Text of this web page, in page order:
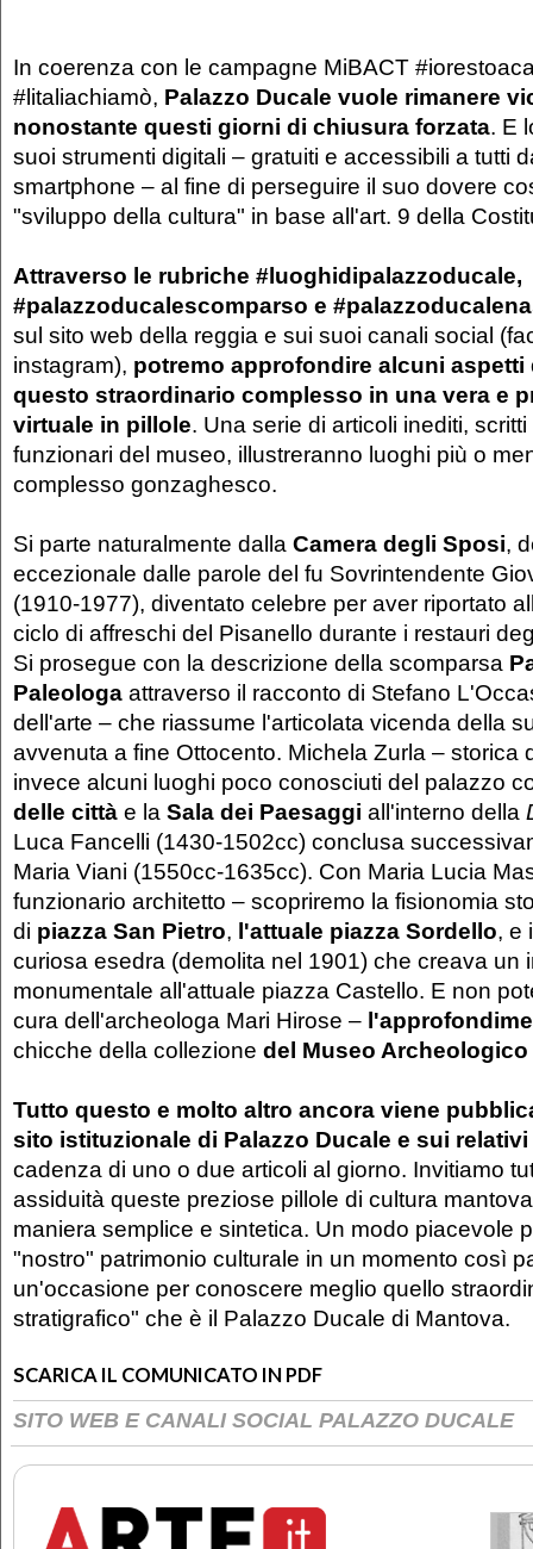
In coerenza con le campagne MiBACT
#litaliachiamò, Palazzo Ducale vuole rimanere
nonostante questi giorni di chiusura forzata. E
suoi strumenti digitali – gratuiti e accessibili a tutti
smartphone – al fine di perseguire il suo dovere
"sviluppo della cultura" in base all'art. 9 della
Attraverso le rubriche #luoghidipalazzoducale,
#palazzoducalescomparso e
sul sito web della reggia e sui suoi canali social
instagram), potremo approfondire alcuni aspetti
questo straordinario complesso in una vera e
virtuale in pillole. Una serie di articoli inediti,
funzionari del museo, illustreranno luoghi più o
complesso gonzaghesco.
Si parte naturalmente dalla Camera degli Sposi,
eccezionale dalle parole del fu Sovrintendente
(1910-1977), diventato celebre per aver riportato
ciclo di affreschi del Pisanello durante i restauri
Si prosegue con la descrizione della scomparsa
Paleologa attraverso il racconto di Stefano
dell'arte – che riassume l'articolata vicenda della
avvenuta a fine Ottocento. Michela Zurla – storica
invece alcuni luoghi poco conosciuti del palazzo
delle città e la Sala dei Paesaggi all'interno della
Luca Fancelli (1430-1502cc) conclusa
Maria Viani (1550cc-1635cc). Con Maria Lucia
funzionario architetto – scopriremo la fisionomia
di piazza San Pietro, l'attuale piazza Sordello, e
curiosa esedra (demolita nel 1901) che creava un
monumentale all'attuale piazza Castello. E non
cura dell'archeologa Mari Hirose –
chicche della collezione del Museo Archeologico
Tutto questo e molto altro ancora viene
sito istituzionale di Palazzo Ducale e sui
cadenza di uno o due articoli al giorno. Invitiamo
assiduità queste preziose pillole di cultura
maniera semplice e sintetica. Un modo piacevole
"nostro" patrimonio culturale in un momento così
un'occasione per conoscere meglio quello
stratigrafico" che è il Palazzo Ducale di Mantova.
SCARICA IL COMUNICATO IN PDF
SITO WEB E CANALI SOCIAL PALAZZO DUCALE